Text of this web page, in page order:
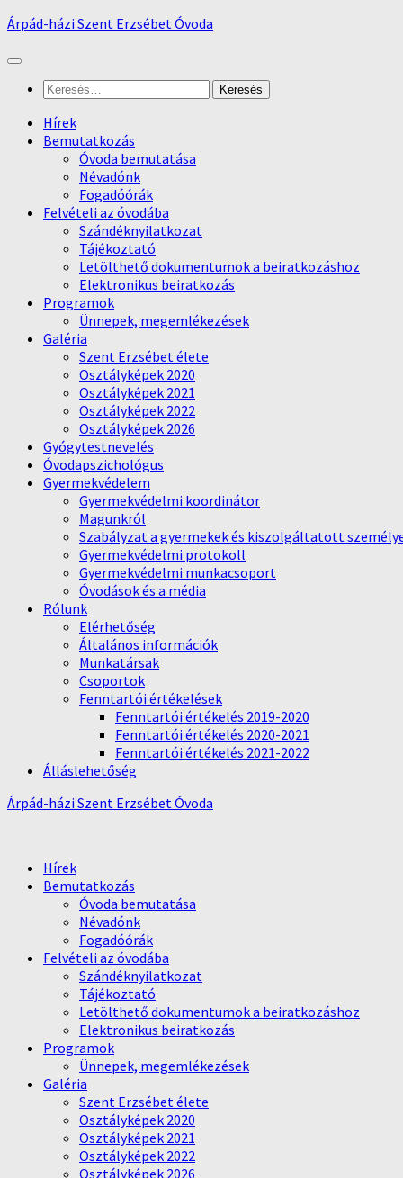
Skip
content
Árpád-házi Szent Erzsébet Óvoda
Keresés:
Hírek
Bemutatkozás
Óvoda bemutatása
Névadónk
Fogadóórák
Felvételi az óvodába
Szándéknyilatkozat
Tájékoztató
Letölthető dokumentumok a beiratkozáshoz
Elektronikus beiratkozás
Programok
Ünnepek, megemlékezések
Galéria
Szent Erzsébet élete
Osztályképek 2020
Osztályképek 2021
Osztályképek 2022
Osztályképek 2026
Gyógytestnevelés
Óvodapszichológus
Gyermekvédelem
Gyermekvédelmi koordinátor
Magunkról
Szabályzat a gyermekek és kiszolgáltatott
Gyermekvédelmi protokoll
Gyermekvédelmi munkacsoport
Óvodások és a média
Rólunk
Elérhetőség
Általános információk
Munkatársak
Csoportok
Fenntartói értékelések
Fenntartói értékelés 2019-2020
Fenntartói értékelés 2020-2021
Fenntartói értékelés 2021-2022
Álláslehetőség
Árpád-házi Szent Erzsébet Óvoda
Hírek
Bemutatkozás
Óvoda bemutatása
Névadónk
Fogadóórák
Felvételi az óvodába
Szándéknyilatkozat
Tájékoztató
Letölthető dokumentumok a beiratkozáshoz
Elektronikus beiratkozás
Programok
Ünnepek, megemlékezések
Galéria
Szent Erzsébet élete
Osztályképek 2020
Osztályképek 2021
Osztályképek 2022
Osztályképek 2026